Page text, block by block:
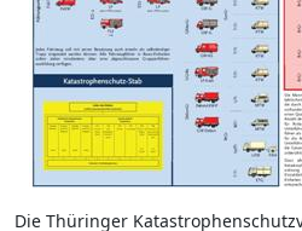
Die Thüringer